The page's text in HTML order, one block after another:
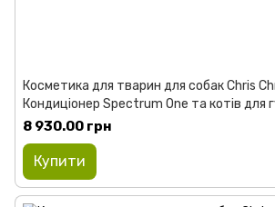
Косметика для тварин для собак Chris
Кондиціонер Spectrum One та котів для
шерсті 3,8 л
8 930.00 грн
Купити